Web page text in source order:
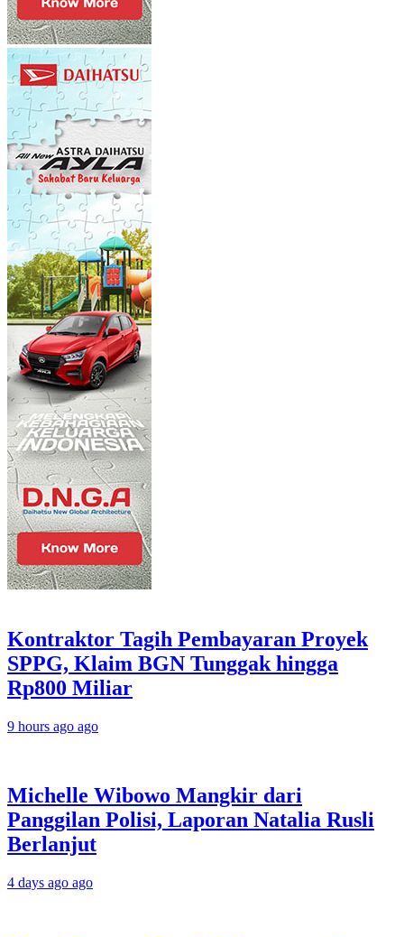
Kontraktor Tagih Pembayaran Proyek
SPPG, Klaim BGN Tunggak hingga
Rp800 Miliar
9 hours ago ago
Michelle Wibowo Mangkir dari
Panggilan Polisi, Laporan Natalia Rusli
Berlanjut
4 days ago ago